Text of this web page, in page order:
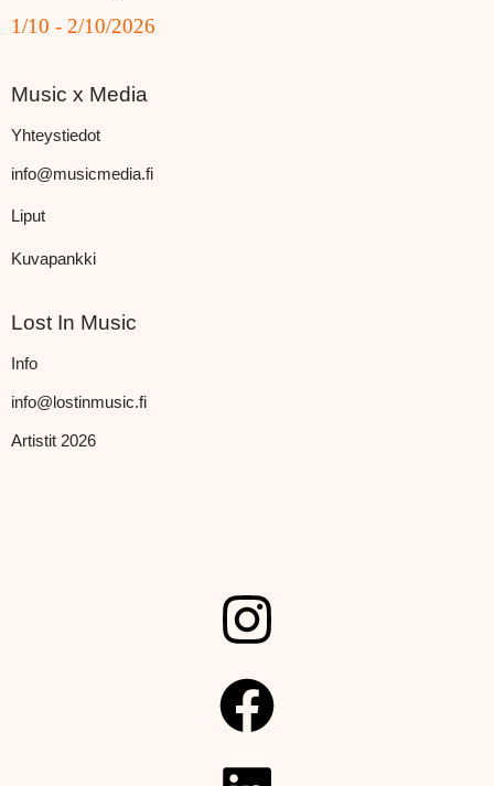
1/10 - 2/10/2026
Music x Media
Yhteystiedot
info@musicmedia.fi
Liput
Kuvapankki
Lost In Music
Info
info@lostinmusic.fi
Artistit 2026